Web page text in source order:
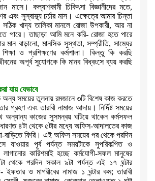
মাসে। কল্যাণকামী চিকিৎসা বিজ্ঞানীদের মতে,
এবং সুস্বাস্থ্য চর্চার মাস। এক্ষেত্রে আমার চিন্তা
খাদ্য তালিকা মানলে রোজা উপকারী,আর না
পারে। তাছাড়া আমি মনে করি- রোজা হতে পারে
মান বাড়ানো, মানসিক সুস্থতা,সম্প্রীতি,সাম্যের
শিক্ষা ও প্রশিক্ষণের কর্মশালা। কিন্তু কি করছি
অপূর্ব সুযোগকে কি মানব বিধ্বংসে ব্যয় করছি
যায় যেভাবে
অন্য সময়ের তুলনায় রমজানে ৩টি বিশেষ কাজ করতে
গ্রহণ এবং তারাবী নামাজ আদায়। নির্দিষ্ট সময়ের
অন্যান্য কাজের সুসমন্বয় ঘটিয়ে থাকেন কর্মসফল
৪টা থেকে ৫টার মধ্যে অফিস-আদালতের কাজ
বাড়িতে ফিরি। এই অফিস সময়ের পর থেকে পরদিন
যাওয়ার
পূর্ব পর্যন্ত সময়টাকে সুপরিকল্পিত ও
কারিশমাই হচ্ছে কর্মযোগী-সফল মানুষের
থেকে পরদিন সকাল ৯টা পর্যন্ত এই ১৭ ঘন্টার
ইফতার ও মাগরীবের নামাজ ১ ঘন্টার কম;তারাবী